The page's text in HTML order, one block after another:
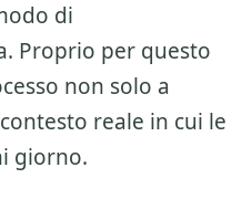
di
Proprio per questo
non solo a
reale in cui le
giorno.